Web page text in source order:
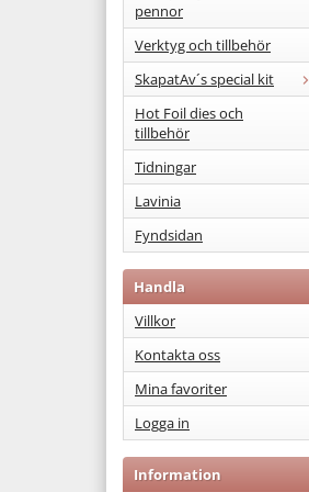
pennor
Verktyg och tillbehör
SkapatAv´s special kit
Hot Foil dies och
tillbehör
Tidningar
Lavinia
Fyndsidan
Handla
Villkor
Kontakta oss
Mina favoriter
Logga in
Information